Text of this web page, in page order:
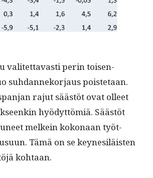
valitet­tavasti perin toisen­
suh­dan­neko­r­jaus pois­te­taan.
rajut säästöt ovat olleet
hyödyt­tömiä. Säästöt
melkein kokon­aan työt­
Tämä on se key­ne­siläis­ten
kohtaan.